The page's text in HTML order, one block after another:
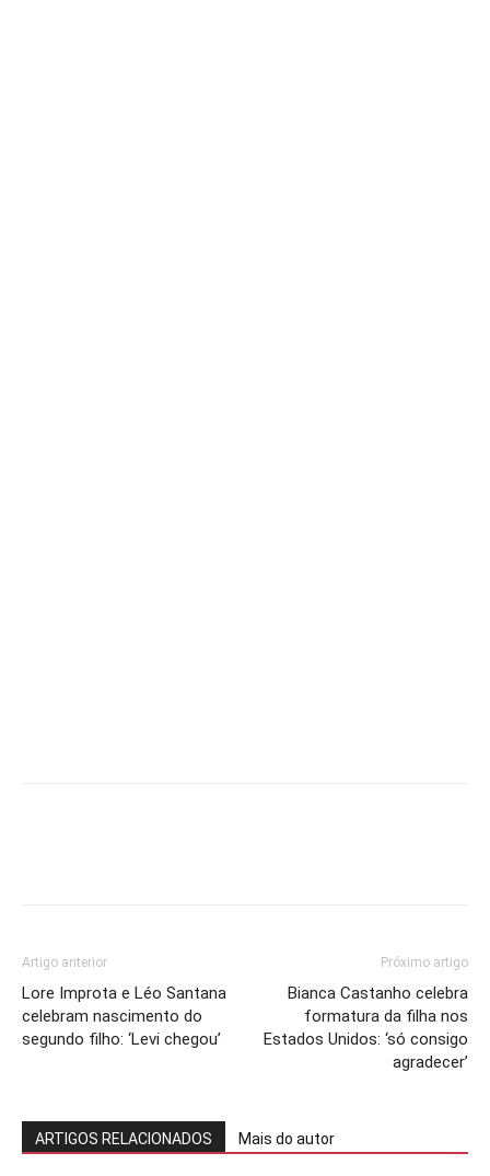
Artigo anterior
Lore Improta e Léo Santana
celebram nascimento do
segundo filho: ‘Levi chegou’
Próximo artigo
Bianca Castanho celebra
formatura da filha nos
Estados Unidos: ‘só consigo
agradecer’
ARTIGOS RELACIONADOS Mais do autor